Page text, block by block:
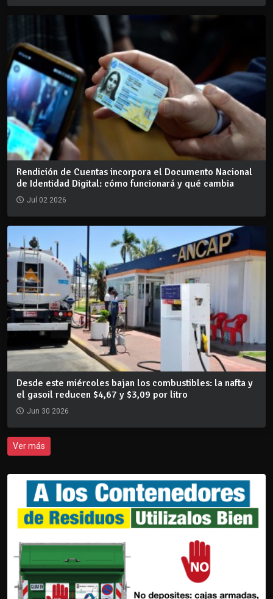
Rendición de Cuentas incorpora el Documento Nacional
de Identidad Digital: cómo funcionará y qué cambia
Jul 02 2026
Desde este miércoles bajan los combustibles: la nafta y
el gasoil reducen $4,67 y $3,09 por litro
Jun 30 2026
Ver más